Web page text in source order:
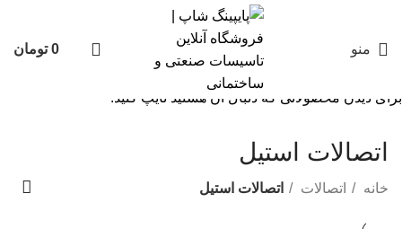
منو 0 تومان
اتصالات استیل
خانه اتصالات اتصالات استیل
برای دیدن محصولاتی که دنبال آن هستید تایپ کنید.